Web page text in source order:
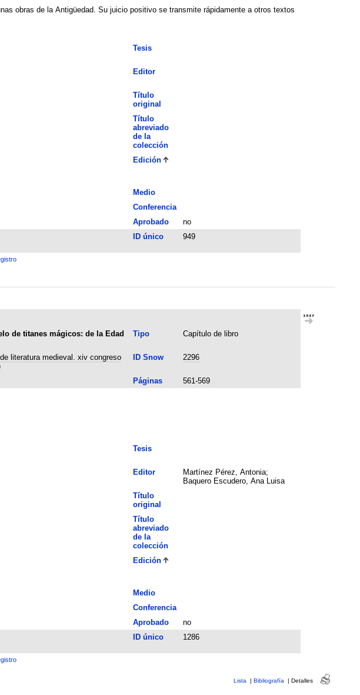
obras de la Antigüedad. Su juicio positivo se transmite rápidamente a otros textos
Tesis
Editor
Título
original
Título
abreviado
de la
colección
Edición
Medio
Conferencia
Aprobado
no
ID único 949
de titanes mágicos: de la Edad
Tipo Capítulo de libro
literatura medieval. xiv congreso
ID Snow 2296
Páginas
561-569
Tesis
Editor
Martínez Pérez, Antonia;
Baquero Escudero, Ana Luisa
Título
original
Título
abreviado
de la
colección
Edición
Medio
Conferencia
Aprobado
no
ID único 1286
Lista | Bibliografía | Detalles